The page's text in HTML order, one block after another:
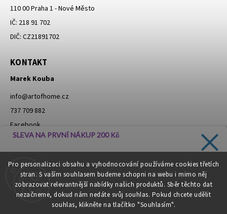
Pro personalizaci obsahu a vyhodnocování používáme cookies třetích
stran. S vaším souhlasem budeme schopni na webu i mimo něj
zobrazovat relevantnější nabídky našich produktů. Sběr těchto dat
nezačneme, dokud nám nedáte svůj souhlas. Pokud chcete udělit
souhlas, klikněte na tlačítko "Souhlasím".
110 00 Praha 1 - Nové Město
IČ: 218 91 702
DIČ: CZ21891702
KONTAKT
Marek Kouba
info@artofhome.cz
737 709 882
Facebook
Instagram
Moje objednávka - odstoupení od smlouvy
SLEVA NA PRVNÍ NÁKUP 200 Kč
slevách přímo do vaší schránky!